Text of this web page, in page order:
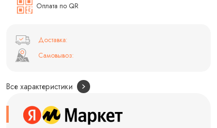
Оплата по QR
Доставка:
Самовывоз:
Все характеристики